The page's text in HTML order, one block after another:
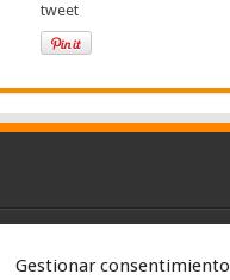
Gestionar consentimiento
tweet